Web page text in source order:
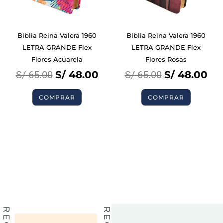
Biblia Reina Valera 1960
LETRA GRANDE Flex
Flores Acuarela
S/65.00 S/48.00
COMPRAR
Biblia Reina Valera 1960
LETRA GRANDE Flex
Flores Rosas
S/65.00 S/48.00
COMPRAR